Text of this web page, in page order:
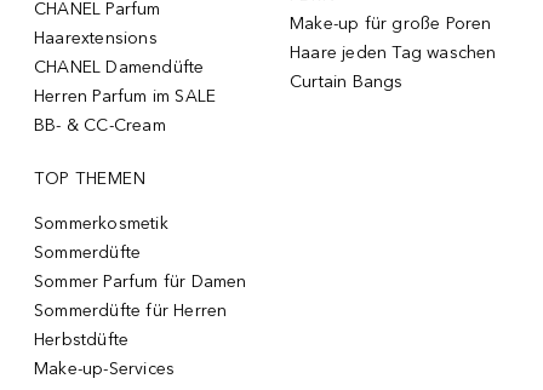
CHANEL Parfum
Haarextensions
CHANEL Damendüfte
Herren Parfum im SALE
BB- & CC-Cream
Make-up für große Poren
Haare jeden Tag waschen
Curtain Bangs
TOP THEMEN
Sommerkosmetik
Sommerdüfte
Sommer Parfum für Damen
Sommerdüfte für Herren
Herbstdüfte
Make-up-Services